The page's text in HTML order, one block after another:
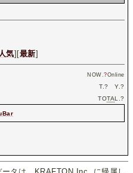
気][最新]
NOW.?Online
T.? Y.?
TOTAL.?